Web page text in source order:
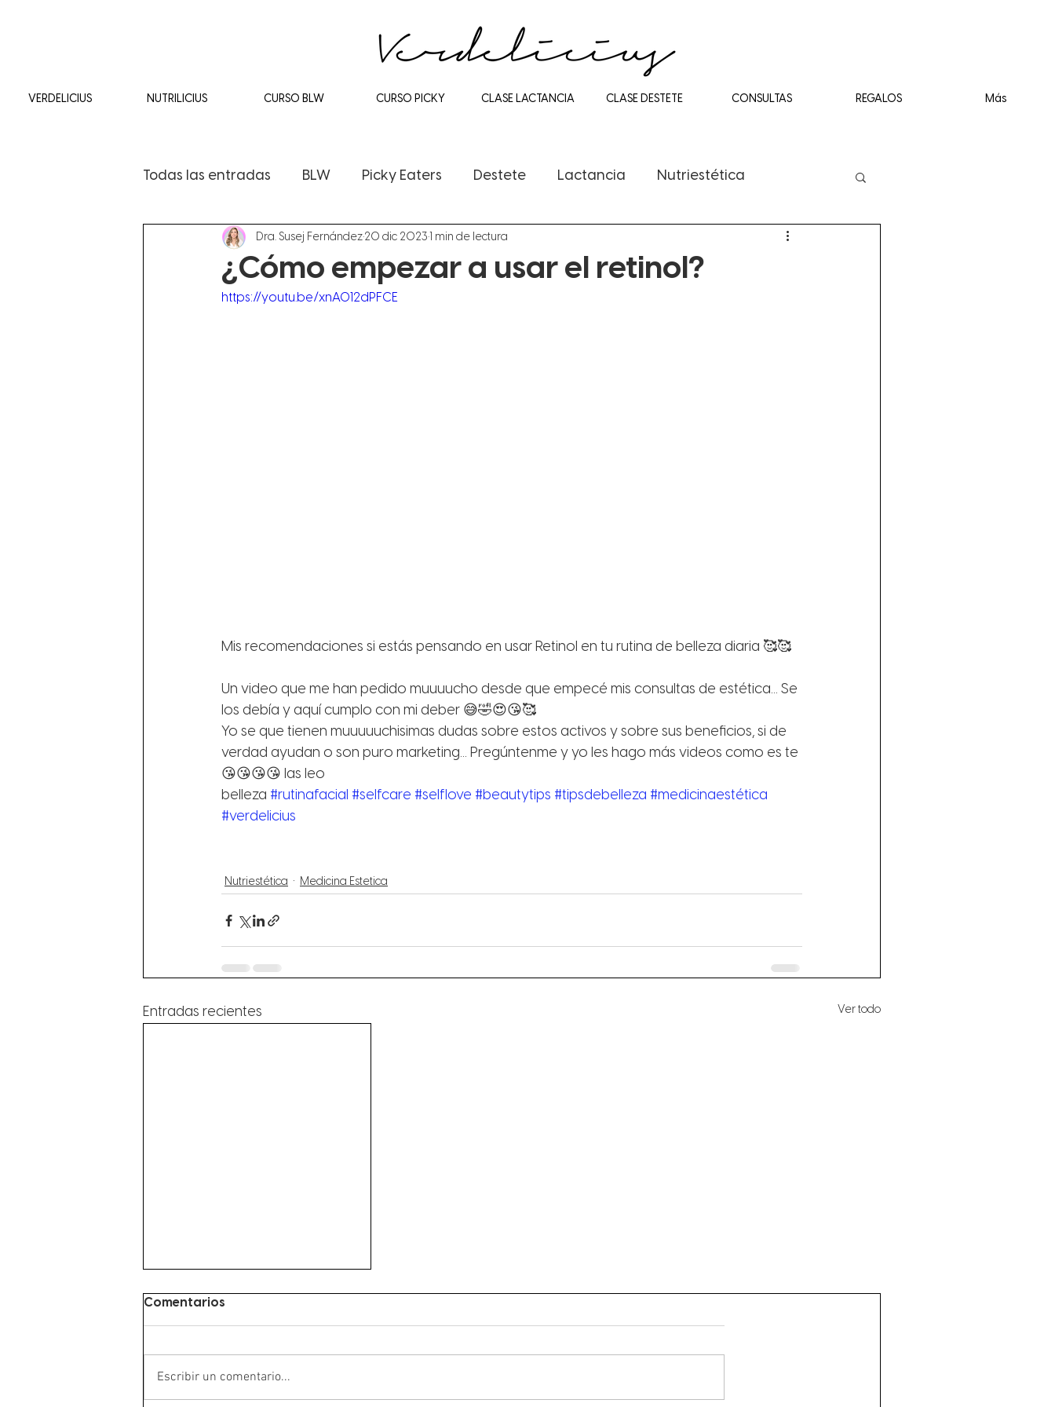
VERDELICIUS NUTRILICIUS CURSO BLW CURSO PICKY CLASE LACTANCIA CLASE DESTETE CONSULTAS REGALOS Más
Todas las entradas BLW Picky Eaters Destete Lactancia Nutriestética
Medicina Estetica
¿Cómo empezar a usar el retinol?
Dra. Susej Fernández 20 dic 2023 1 min de lectura
https://youtu.be/xnAO12dPFCE
Mis recomendaciones si estás pensando en usar Retinol en tu rutina de belleza diaria 🥰🥰
Un video que me han pedido muuuucho desde que empecé mis consultas de estética... Se
los debía y aquí cumplo con mi deber 😅🤣😍😘🥰
Yo se que tienen muuuuuchisimas dudas sobre estos activos y sobre sus beneficios, si de
verdad ayudan o son puro marketing... Pregúntenme y yo les hago más videos como es te
😘😘😘😘 las leo
belleza #rutinafacial #selfcare #selflove #beautytips #tipsdebelleza #medicinaestética
#verdelicius
Nutriestética Medicina Estetica
Entradas recientes Ver todo
Comentarios
Escribir un comentario...